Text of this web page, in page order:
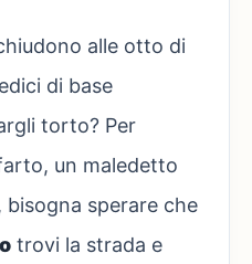
alle otto di
di base
torto? Per
un maledetto
sperare che
trovi la strada e